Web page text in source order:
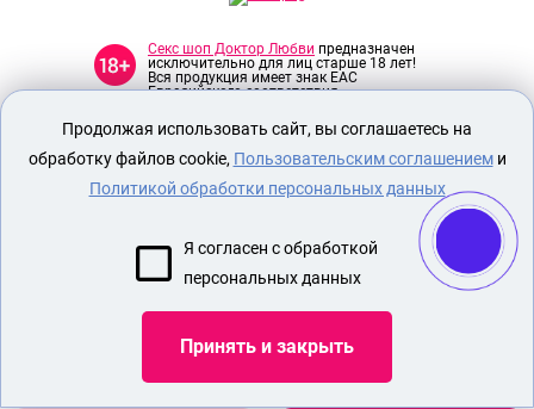
Секс шоп Доктор Любви предназначен
исключительно для лиц старше 18 лет!
Вся продукция имеет знак EAC
Евразийского соответствия.
О МАГАЗИНЕ
ОПЛАТА И ДОСТАВКА
ЭРОТИЧЕСКОЕ БЕЛЬЕ
Продолжая использовать сайт, вы соглашаетесь на
обработку файлов cookie, Пользовательским соглашениеми
Политикой обработки персональных данных
Я согласен с обработкой
персональных данных
Принять и закрыть